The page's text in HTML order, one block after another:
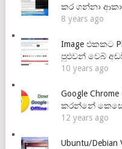
කර ගන්නා
8 years ago
Image එකකට
පුළුවන් වෙබ්
10 years ago
Google
කරන්නේ
12 years ago
Ubuntu/Debian